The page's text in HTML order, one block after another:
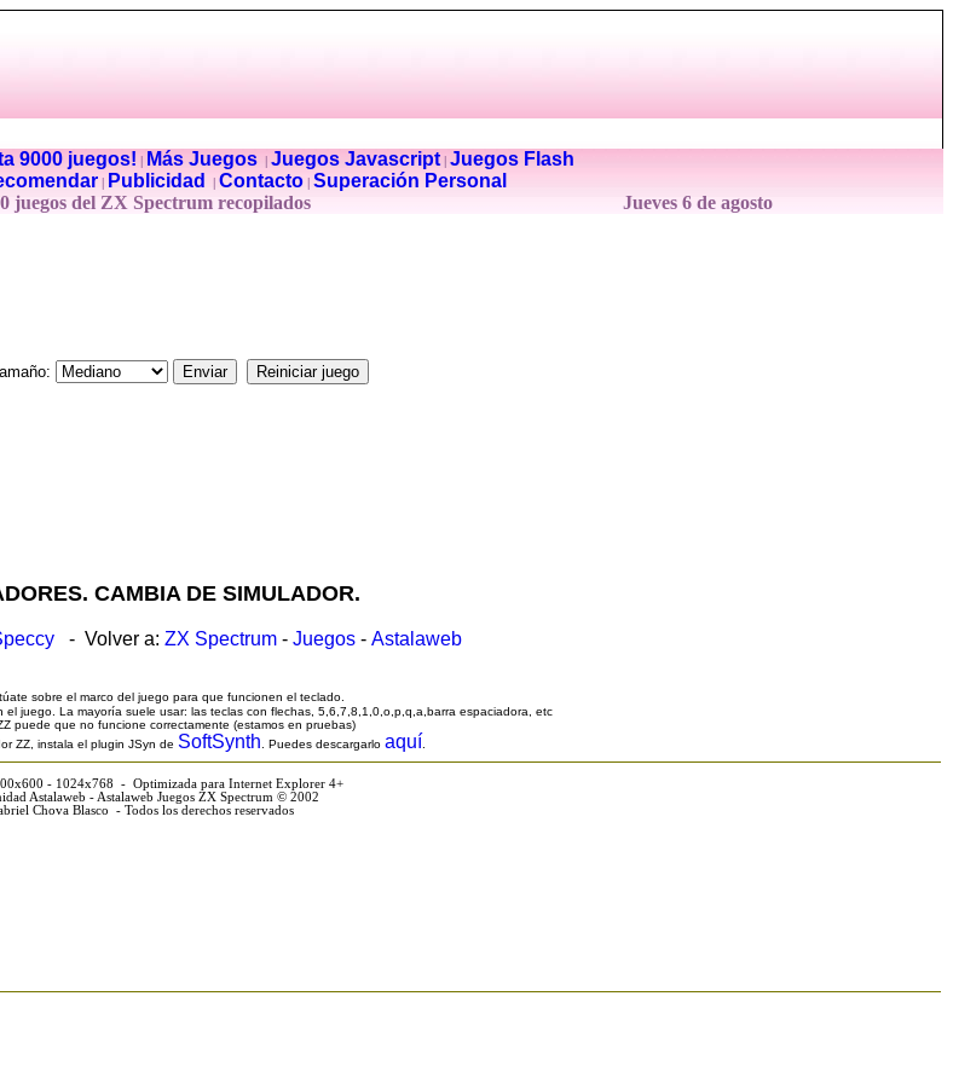
9000 juegos! Más Juegos| Juegos Javascript| Juegos Flash
Publicidad Contacto Superación Personal
juegos del ZX Spectrum recopilados Jueves 6 de agosto
CAMBIA DE SIMULADOR.
- Volver a: ZX Spectrum - Juegos - Astalaweb
sobre el marco del juego para que funcionen el teclado.
juego. La mayoría suele usar: las teclas con flechas, 5,6,7,8,1,0,o,p,q,a,barra espaciadora, etc
puede que no funcione correctamente (estamos en pruebas)
ZZ, instala el plugin JSyn de SoftSynth . Puedes descargarlo aquí
- 1024x768 - Optimizada para Internet Explorer 4+
Astalaweb - Astalaweb Juegos ZX Spectrum © 2002
Chova Blasco - Todos los derechos reservados